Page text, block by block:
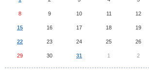
8 9 10 11 12
15 16 17 18 19
22 23 24 25 26
29 30 31 1 2